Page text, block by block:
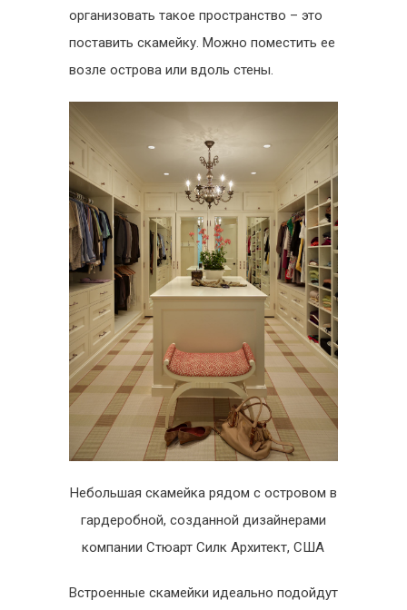
организовать такое пространство – это
поставить скамейку. Можно поместить ее
возле острова или вдоль стены.
Небольшая скамейка рядом с островом в
гардеробной, созданной дизайнерами
компании Стюарт Силк Архитект, США
Встроенные скамейки идеально подойдут